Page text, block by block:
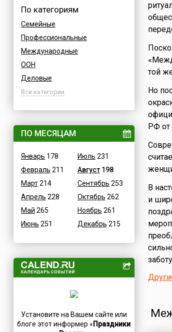
Босния
Бразилия
Великобритания
Венгрия
Вьетнам
Германия
Греция
Египет
Израиль
Индия
Иордания
Ирак
Иран
Ирландия
Исландия
Италия
Канада
По категориям
Семейные
Профессиональные
Международные
ООН
Деловые
Дни воинской славы России
ВОВ
Гастрономические
Детские
В честь икон
Дни памяти святых
Конституционные
Культурные
Научно-технические
Медицинские
Все категории
ПО МЕСЯЦАМ
Январь 178
Февраль 211
Март214
Апрель 228
Май 265
Июнь 251
Июль 231
Август198
Сентябрь 253
Октябрь 262
Ноябрь 261
Декабрь 215
Установите на Вашем сайте или
блоге этот информер « Праздники
той
Но
РФ от
В
и